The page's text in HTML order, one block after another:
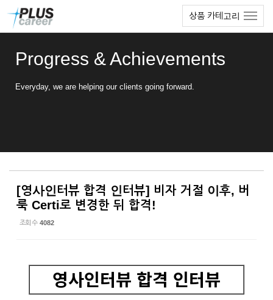
상품 카테고리
Progress & Achievements
Everyday, we are helping our clients going forward.
[영사인터뷰 합격 인터뷰] 비자 거절 이후, 버
룩 Certi로 변경한 뒤 합격!
조회 수 4082
영사인터뷰 합격 인터뷰